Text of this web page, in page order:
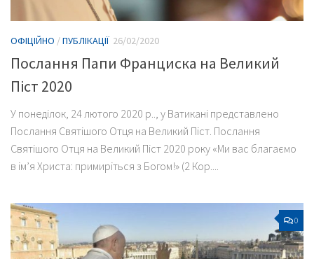
ОФІЦІЙНО /ПУБЛІКАЦІЇ 26/02/2020
Послання Папи Франциска на Великий
Піст 2020
У понеділок, 24 лютого 2020 р.., у Ватикані представлено
Послання Святішого Отця на Великий Піст. Послання
Святішого Отця на Великий Піст 2020 року «Ми вас благаємо
в ім’я Христа: примиріться з Богом!» (2 Кор....
0